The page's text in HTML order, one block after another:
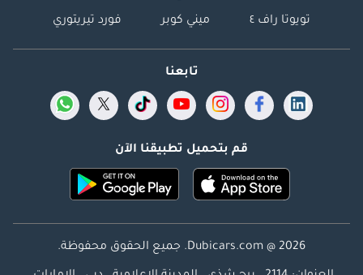
تويوتا راف ٤ ميني كوبر فورد تيريتوري
تابعنا
قم بتحميل تطبيقنا الآن
Dubicars.com @ 2026. جميع الحقوق محفوظة.